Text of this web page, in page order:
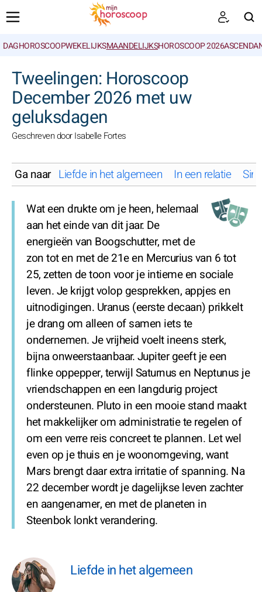
DAGHOROSCOOPWEKELIJKSMAANDELIJKSHOROSCOOP 2026
Tweelingen: Horoscoop
December 2026 met uw
geluksdagen
Geschreven door Isabelle Fortes
Ga naar Liefde in het algemeen In een relatie
Wat een drukte om je heen, helemaal
aan het einde van dit jaar. De
energieën van Boogschutter, met de
zon tot en met de 21e en Mercurius van 6 tot
25, zetten de toon voor je intieme en sociale
leven. Je krijgt volop gesprekken, appjes en
uitnodigingen. Uranus (eerste decaan) prikkelt
je drang om alleen of samen iets te
ondernemen. Je vrijheid voelt ineens sterk,
bijna onweerstaanbaar. Jupiter geeft je een
flinke oppepper, terwijl Saturnus en Neptunus je
vriendschappen en een langdurig project
ondersteunen. Pluto in een mooie stand maakt
het makkelijker om administratie te regelen of
om een verre reis concreet te plannen. Let wel
even op je thuis en je woonomgeving, want
Mars brengt daar extra irritatie of spanning. Na
22 december wordt je dagelijkse leven zachter
en aangenamer, en met de planeten in
Steenbok lonkt verandering.
Liefde in het algemeen